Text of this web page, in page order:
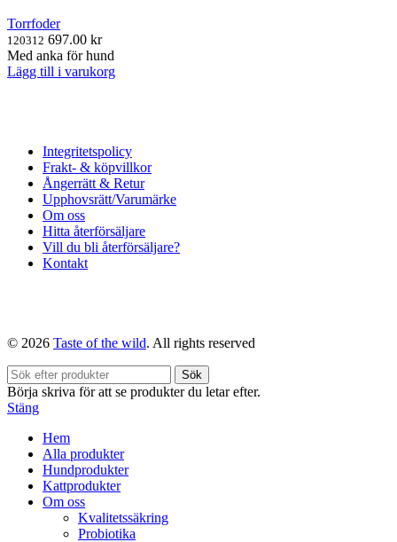
Torrfoder
120312 697.00 kr
Med anka för hund
Lägg till i varukorg
Integritetspolicy
Frakt- & köpvillkor
Ångerrätt & Retur
Upphovsrätt/Varumärke
Om oss
Hitta återförsäljare
Vill du bli återförsäljare?
Kontakt
© 2026 Taste of the wild. All rights reserved
Sök
Börja skriva för att se produkter du letar efter.
Stäng
Hem
Alla produkter
Hundprodukter
Kattprodukter
Om oss
Kvalitetssäkring
Probiotika